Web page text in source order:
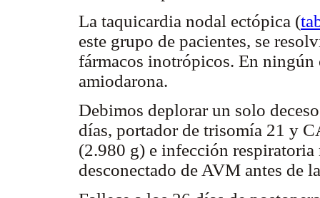
La taquicardia nodal ectópica (
este grupo de pacientes, se
fármacos inotrópicos. En ningún
amiodarona.
Debimos deplorar un solo
días, portador de trisomía 21 y
(2.980 g) e infección
desconectado de AVM antes de